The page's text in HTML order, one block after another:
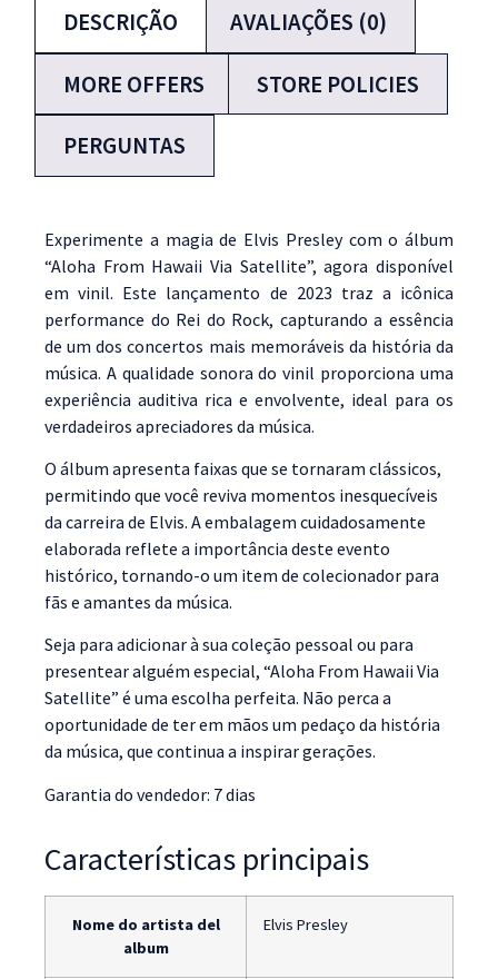
DESCRIÇÃO AVALIAÇÕES (0)
MORE OFFERS STORE POLICIES
PERGUNTAS
Experimente a magia de Elvis Presley com o álbum
“Aloha From Hawaii Via Satellite”, agora disponível
em vinil. Este lançamento de 2023 traz a icônica
performance do Rei do Rock, capturando a essência
de um dos concertos mais memoráveis da história da
música. A qualidade sonora do vinil proporciona uma
experiência auditiva rica e envolvente, ideal para os
verdadeiros apreciadores da música.
O álbum apresenta faixas que se tornaram clássicos,
permitindo que você reviva momentos inesquecíveis
da carreira de Elvis. A embalagem cuidadosamente
elaborada reflete a importância deste evento
histórico, tornando-o um item de colecionador para
fãs e amantes da música.
Seja para adicionar à sua coleção pessoal ou para
presentear alguém especial, “Aloha From Hawaii Via
Satellite” é uma escolha perfeita. Não perca a
oportunidade de ter em mãos um pedaço da história
da música, que continua a inspirar gerações.
Garantia do vendedor: 7 dias
Características principais
Nome do artista del
album
Elvis Presley